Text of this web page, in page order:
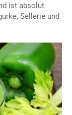
ist absolut
Sellerie und